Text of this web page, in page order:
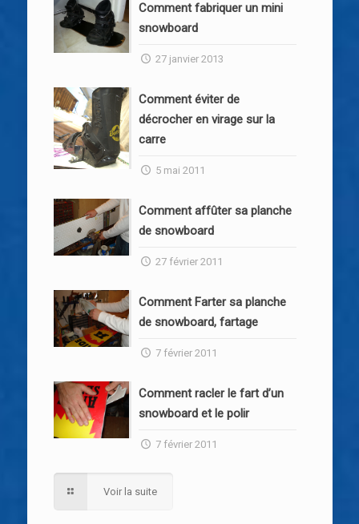
Comment fabriquer un mini
snowboard
27 janvier 2013
Comment éviter de
décrocher en virage sur la
carre
5 mai 2011
Comment affûter sa planche
de snowboard
27 février 2011
Comment Farter sa planche
de snowboard, fartage
7 février 2011
Comment racler le fart d’un
snowboard et le polir
7 février 2011
Voir la suite